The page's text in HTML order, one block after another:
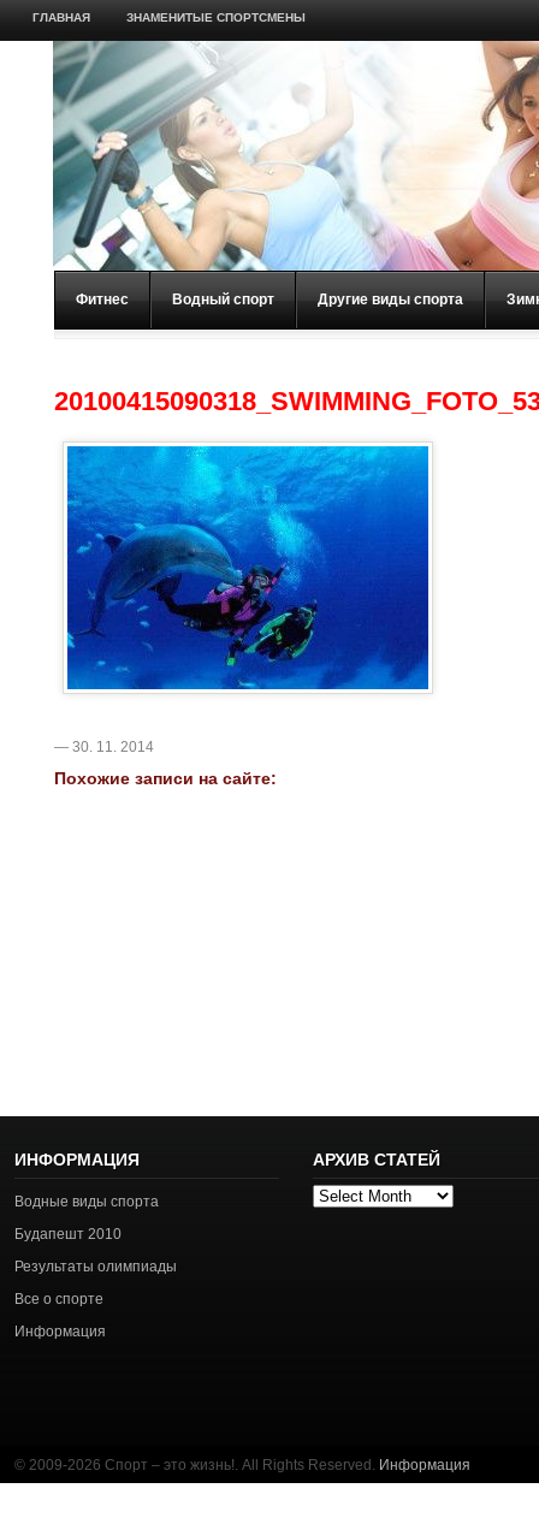
ГЛАВНАЯ ЗНАМЕНИТЫЕ СПОРТСМЕНЫ
Фитнес Водный спорт Другие виды спорта
— 30. 11. 2014
Похожие записи на сайте:
ИНФОРМАЦИЯ
Водные виды спорта
Будапешт 2010
Результаты олимпиады
Все о спорте
Информация
АРХИВ СТАТЕЙ
Архив
© 2009-2026 Спорт – это жизнь!. All Rights Reserved. Информация